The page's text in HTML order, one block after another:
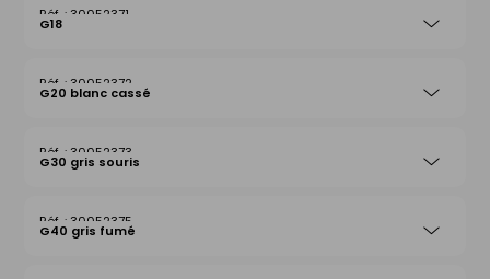
30052371
G18
30052372
G20 blanc cassé
30052373
G30 gris souris
30052375
G40 gris fumé